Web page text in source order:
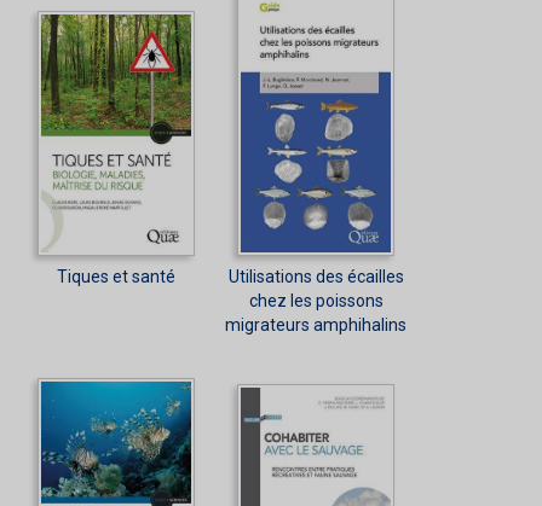
Tiques et santé
Utilisations des écailles
chez les poissons
migrateurs amphihalins